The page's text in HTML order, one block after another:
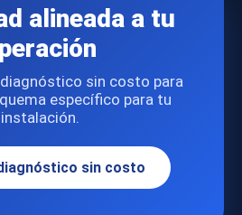
alineada a tu
sin costo para
específico para tu
instalación.
sin costo